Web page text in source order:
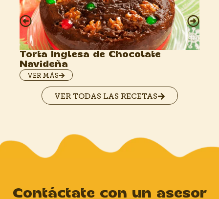
Torta Inglesa de Chocolate
Navideña
VER MÁS
VER TODAS LAS RECETAS
Contáctate con un asesor